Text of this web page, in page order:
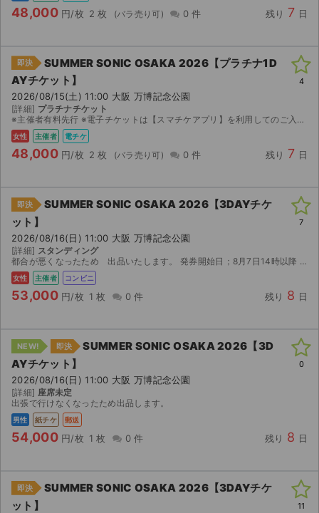
48,000 円/枚 2 枚 0 件 残り 7 日
即決
SUMMER SONIC OSAKA 2026【プラチナ1D
AYチケット】
2026/08/15(土) 11:00 大阪 万博記念公園
[詳細] プラチナチケット
※主催者有料先行 ※電子チケットは【スマチケアプリ】を利用してのご入場となりますので、アプリのダウンロードをお願い致します。 ダウンロード期間になりましたら、取引連絡へスマチケ受取用ＵＲＬの...
女性 主催者 電チケ
48,000 円/枚 2 枚 0 件 残り 7 日
4
即決
SUMMER SONIC OSAKA 2026【3DAYチケ
ット】
2026/08/16(日) 11:00 大阪 万博記念公園
[詳細] スタンディング
都合が悪くなったため 出品いたします。 発券開始日；8月7日14時以降 発券場所；セブンイレブン 発券番号がわかり次第ご連絡します。 【注意事項】 公演が中止となった場合の...
女性 主催者 コンビニ
53,000 円/枚 1 枚 0 件 残り 8 日
7
NEW! 即決
SUMMER SONIC OSAKA 2026【3D
AYチケット】
2026/08/16(日) 11:00 大阪 万博記念公園
[詳細] 座席未定
出張で行けなくなったため出品します。
男性 紙チケ 郵送
54,000 円/枚 1 枚 0 件 残り 8 日
0
即決
SUMMER SONIC OSAKA 2026【3DAYチケ
ット】
11